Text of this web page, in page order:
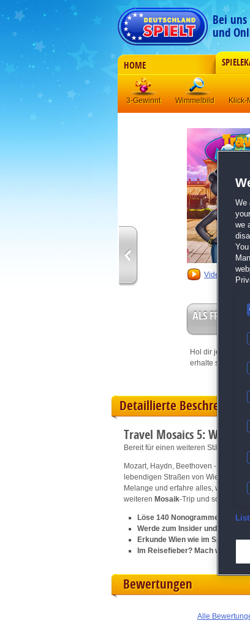
Bei
und
HOME
3-Gewinnt Wimmelbild Klick-
Video
ALS
Hol dir jetzt deine
erhalte sofort bis
Detaillierte Beschreibung
Travel Mosaics 5: Waltzing
Bereit für einen weiteren Städtetrip
Mozart, Haydn, Beethoven - sie alle
lebendigen Straßen von Wien einen
Melange und erfahre alles, was du
weiteren Mosaik-Trip und sorgen
Löse 140 Nonogramme, 20
Werde zum Insider und hol dir
Erkunde Wien wie im Spiel und
Im Reisefieber? Mach weiter mit
Bewertungen
Alle
We
we